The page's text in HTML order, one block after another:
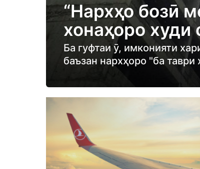
e
a
s
a
y
e
r
“Нархҳо бозӣ
хонаҳоро худи
Ба гуфтаи ӯ, имконияти
баъзан нархҳоро "ба